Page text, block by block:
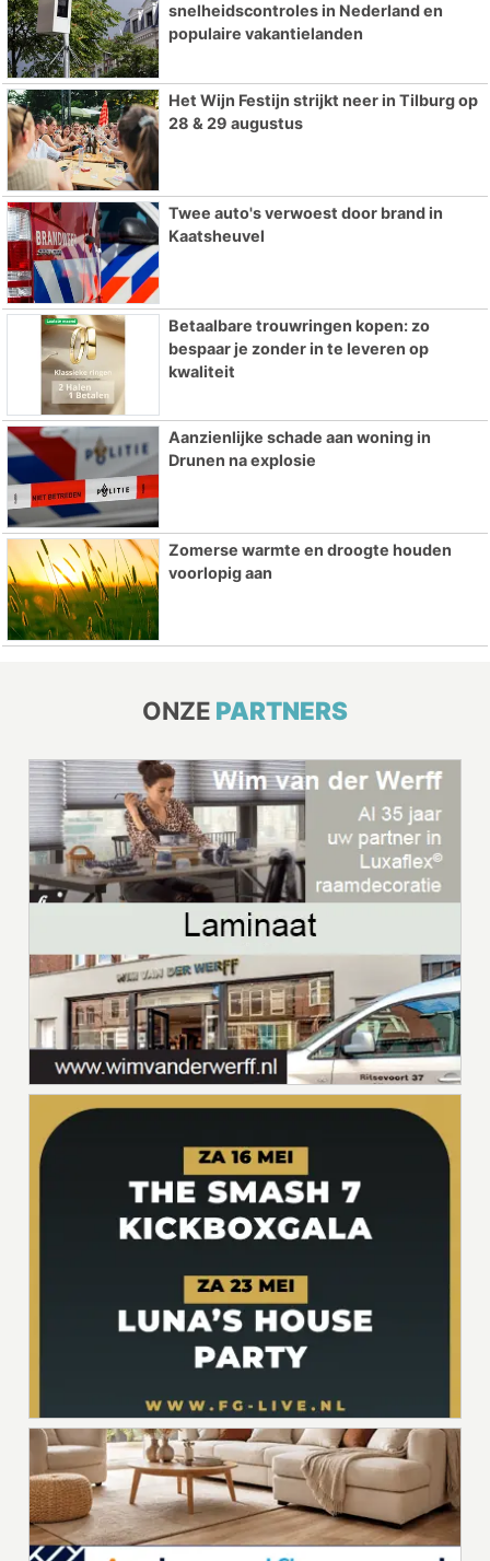
snelheidscontroles in Nederland en
populaire vakantielanden
Het Wijn Festijn strijkt neer in Tilburg op
28 & 29 augustus
Twee auto's verwoest door brand in
Kaatsheuvel
Betaalbare trouwringen kopen: zo
bespaar je zonder in te leveren op
kwaliteit
Aanzienlijke schade aan woning in
Drunen na explosie
Zomerse warmte en droogte houden
voorlopig aan
ONZE PARTNERS